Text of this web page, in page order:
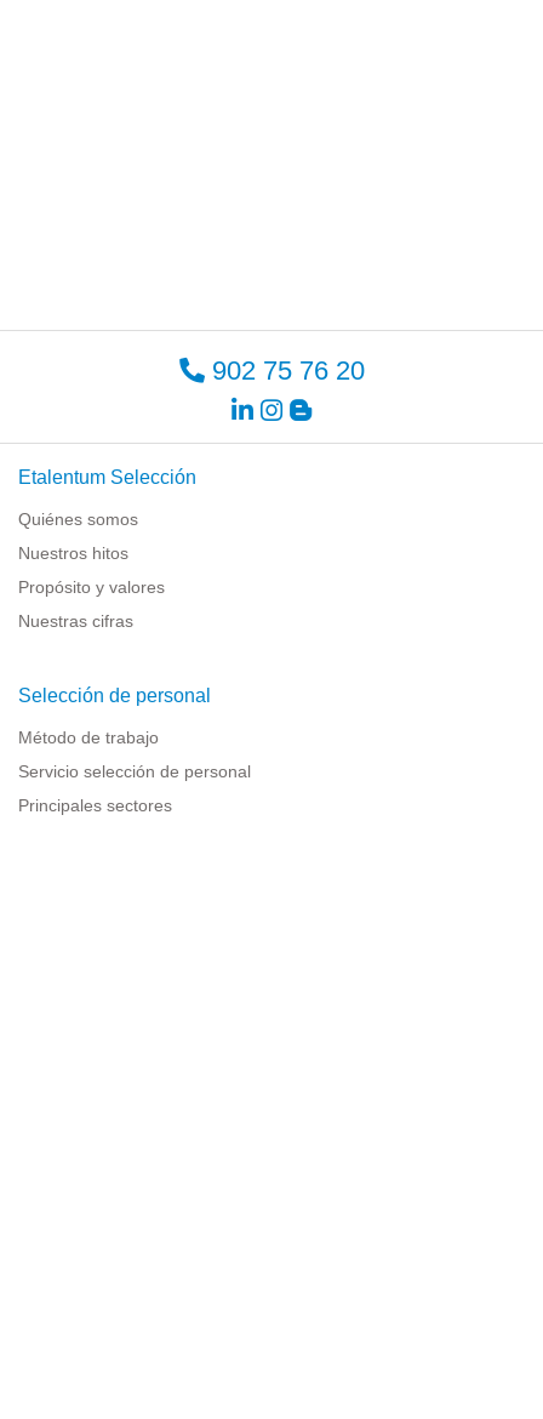
902 75 76 20
Etalentum Selección
Quiénes somos
Nuestros hitos
Propósito y valores
Nuestras cifras
Selección de personal
Método de trabajo
Servicio selección de personal
Principales sectores